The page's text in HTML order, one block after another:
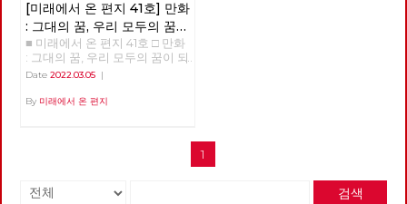
[미래에서 온 편지 41호] 만화
: 그대의 꿈, 우리 모두의 꿈이
되어
■ 미래에서 온 편지 41호 □ 만화
: 그대의 꿈, 우리 모두의 꿈이 되
어 >>>>>> 업로드 준비중
Date 2022.03.05 |
By 미래에서 온 편지
1
검색